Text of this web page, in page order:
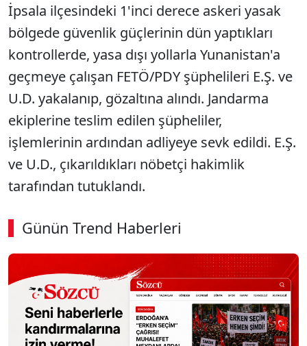
İpsala ilçesindeki 1'inci derece askeri yasak
bölgede güvenlik güçlerinin dün yaptıkları
kontrollerde, yasa dışı yollarla Yunanistan'a
geçmeye çalışan FETÖ/PDY şüphelileri E.Ş. ve
U.D. yakalanıp, gözaltına alındı. Jandarma
ekiplerine teslim edilen şüpheliler,
işlemlerinin ardından adliyeye sevk edildi. E.Ş.
ve U.D., çıkarıldıkları nöbetçi hakimlik
tarafından tutuklandı.
Günün Trend Haberleri